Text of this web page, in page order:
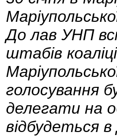
До лав УНП
штабів
голосування
делегати на
відбудеться